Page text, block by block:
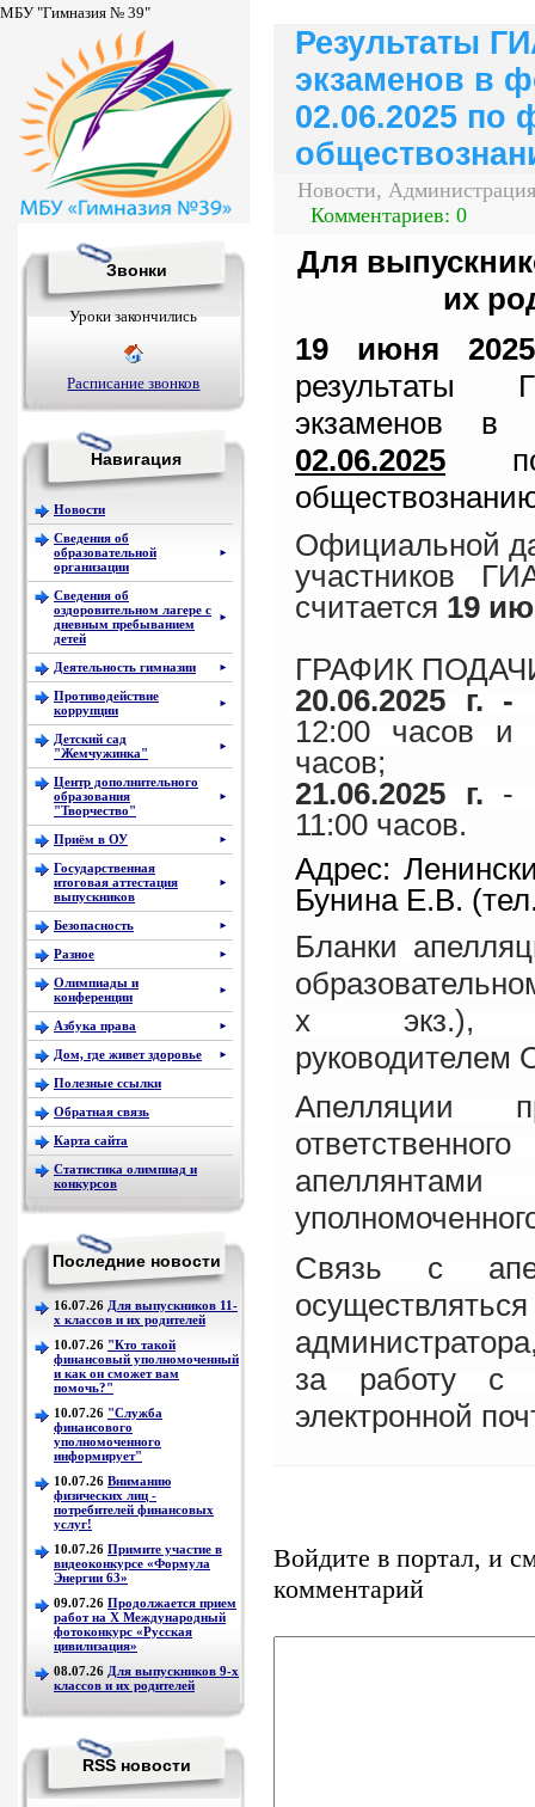
МБУ "Гимназия № 39"
Результаты
экзаменов в
02.06.2025 по
Новости,
Комментариев: 0
Для
их
19 июня
результаты
экзаменов в
02.06.2025
Официальной
участников
считается 19
ГРАФИК
20.06.2025 г. -
12:00 часов
часов;
21.06.2025 г. -
11:00 часов.
Адрес:
Бунина Е.В.
Бланки
х экз.),
руководителем
Апелляции
Связь с
за работу с
электронной
Войдите в портал, и
комментарий
Звонки
Уроки закончились
Расписание звонков
Навигация
Новости
Сведения об
образовательной
организации
►
Сведения об
оздоровительном лагере с
дневным пребыванием
детей
►
Деятельность гимназии ►
Противодействие
коррупции
►
Детский сад
"Жемчужинка"
►
Центр дополнительного
образования
"Творчество"
►
Приём в ОУ ►
Государственная
итоговая аттестация
выпускников
►
Безопасность ►
Разное ►
Олимпиады и
конференции
►
Азбука права ►
Дом, где живет здоровье ►
Полезные ссылки
Обратная связь
Карта сайта
Статистика олимпиад и
конкурсов
Последние новости
16.07.26 Для выпускников 11-
х классов и их родителей
10.07.26 "Кто такой
финансовый уполномоченный
и как он сможет вам
помочь?"
10.07.26 "Служба
финансового
уполномоченного
информирует"
10.07.26 Вниманию
физических лиц -
потребителей финансовых
услуг!
10.07.26 Примите участие в
видеоконкурсе «Формула
Энергии 63»
09.07.26 Продолжается прием
работ на Х Международный
фотоконкурс «Русская
цивилизация»
08.07.26 Для выпускников 9-х
классов и их родителей
RSS новости